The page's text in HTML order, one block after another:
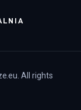
All rights